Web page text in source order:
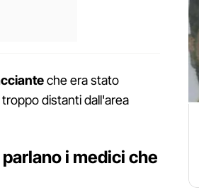
che era stato
distanti dall'area
i medici che